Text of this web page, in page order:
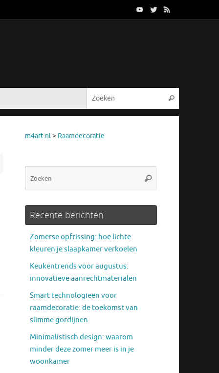
Zoeken
m4art.nl > Raamdecoratie
Zoeken
Recente berichten
Zomerse opfrissing: hoe lichte
kleuren je slaapkamer verkoelen
Keukentrends voor augustus:
innovatieve aanrechtmaterialen
Smart technologieën voor
raamdecoratie: de toekomst van
slimme gordijnen
Minimalistisch design: waarom
minder deze zomer meer is in je
woonkamer